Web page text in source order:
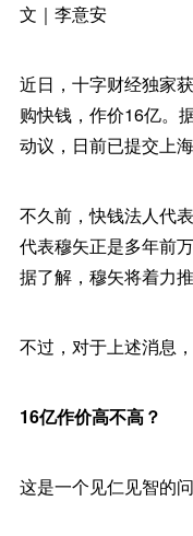
文｜李意安
近日，十字财经独家
购快钱，作价16亿。
动议，日前已提交上
不久前，快钱法人代
代表穆矢正是多年前
据了解，穆矢将着力
不过，对于上述消息
16亿作价高不高？
这是一个见仁见智的问